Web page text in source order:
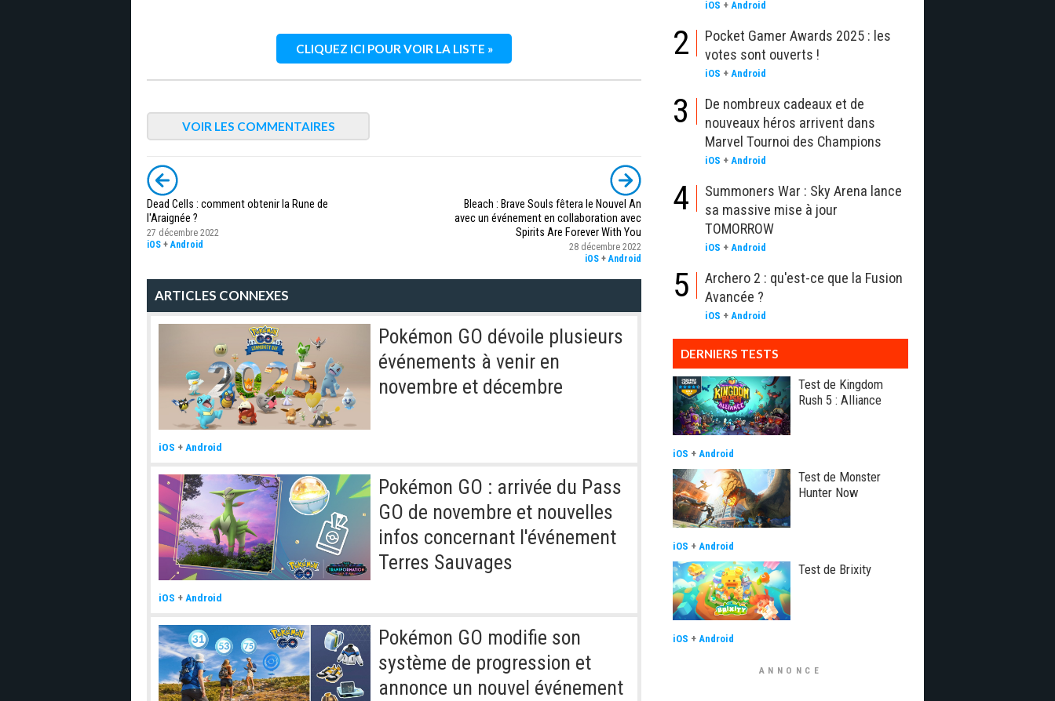
CLIQUEZ ICI POUR VOIR LA LISTE »
VOIR LES COMMENTAIRES
Dead Cells : comment obtenir la Rune de
l'Araignée ?
27 décembre 2022
iOS +Android
Bleach : Brave Souls fêtera le Nouvel An
avec un événement en collaboration avec
Spirits Are Forever With You
28 décembre 2022
iOS +Android
ARTICLES CONNEXES
Pokémon GO dévoile plusieurs
événements à venir en
novembre et décembre
iOS +Android
Pokémon GO : arrivée du Pass
GO de novembre et nouvelles
infos concernant l'événement
Terres Sauvages
iOS +Android
Pokémon GO modifie son
système de progression et
annonce un nouvel événement
iOS + Android
2
Pocket Gamer Awards 2025 : les
votes sont ouverts !
iOS + Android
3
De nombreux cadeaux et de
nouveaux héros arrivent dans
Marvel Tournoi des Champions
iOS + Android
4
Summoners War : Sky Arena lance
sa massive mise à jour
TOMORROW
iOS + Android
5
Archero 2 : qu'est-ce que la Fusion
Avancée ?
iOS + Android
DERNIERS TESTS
Test de Kingdom
Rush 5 : Alliance
iOS + Android
Test de Monster
Hunter Now
iOS + Android
Test de Brixity
iOS + Android
ANNONCE